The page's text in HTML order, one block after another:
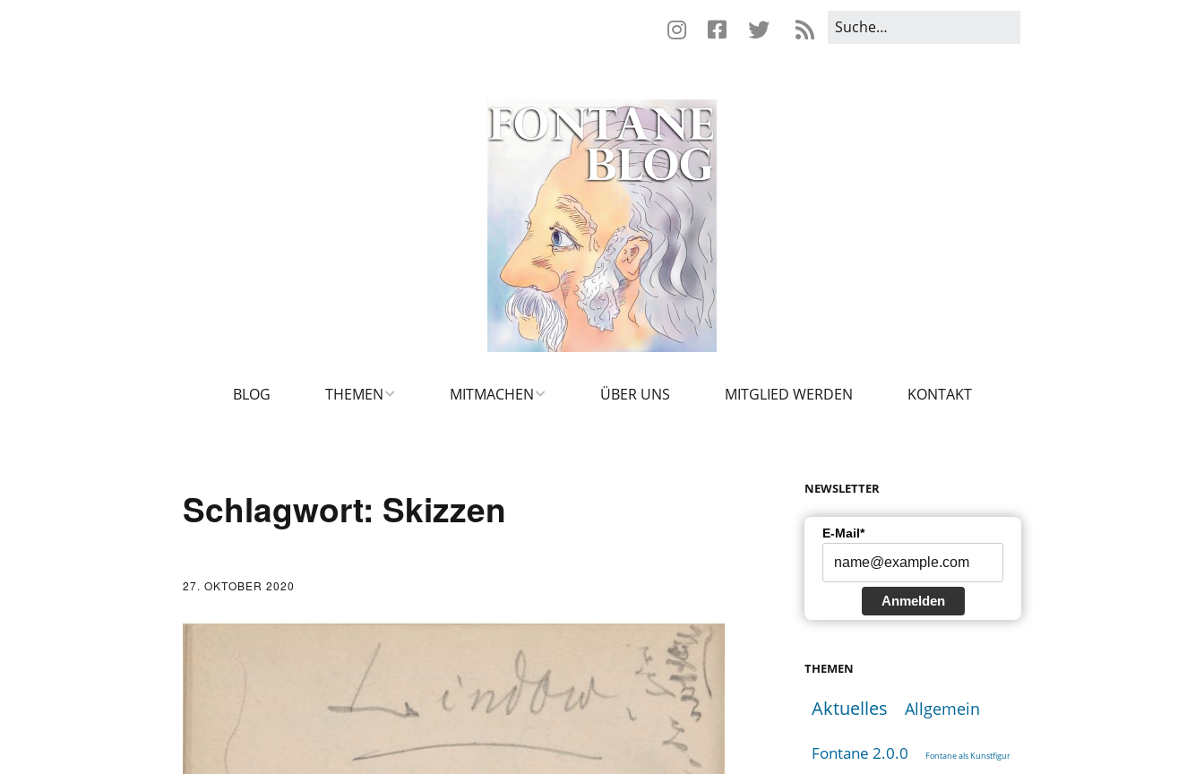
BLOG THEMEN
FONTANE UND SCHULE
FONTANE-
FORSCHER*INNEN
MITMACHEN ÜBER UNS MITGLIED WERDEN KONTAKT
Schlagwort: Skizzen
27. OKTOBER 2020
NEWSLETTER
E-Mail*
Anmelden
THEMEN
Aktuelles Allgemein
Fontane 2.0.0 Fontane als Kunstfigur